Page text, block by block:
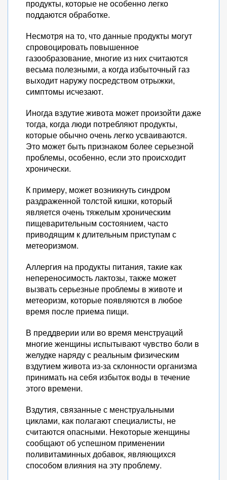
продукты, которые не особенно легко
поддаются обработке.
Несмотря на то, что данные продукты могут
спровоцировать повышенное
газообразование, многие из них считаются
весьма полезными, а когда избыточный газ
выходит наружу посредством отрыжки,
симптомы исчезают.
Иногда вздутие живота может произойти даже
тогда, когда люди потребляют продукты,
которые обычно очень легко усваиваются.
Это может быть признаком более серьезной
проблемы, особенно, если это происходит
хронически.
К примеру, может возникнуть синдром
раздраженной толстой кишки, который
является очень тяжелым хроническим
пищеварительным состоянием, часто
приводящим к длительным приступам с
метеоризмом.
Аллергия на продукты питания, такие как
непереносимость лактозы, также может
вызвать серьезные проблемы в животе и
метеоризм, которые появляются в любое
время после приема пищи.
В преддверии или во время менструаций
многие женщины испытывают чувство боли в
желудке наряду с реальным физическим
вздутием живота из-за склонности организма
принимать на себя избыток воды в течение
этого времени.
Вздутия, связанные с менструальными
циклами, как полагают специалисты, не
считаются опасными. Некоторые женщины
сообщают об успешном применении
поливитаминных добавок, являющихся
способом влияния на эту проблему.